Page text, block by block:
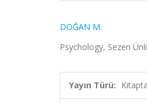
DOĞAN M.
Psychology, Sezen
Yayın Türü: